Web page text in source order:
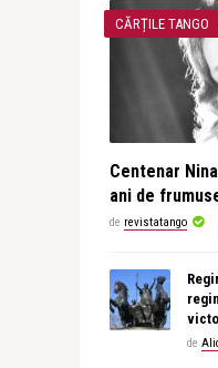
CĂRȚILE TANGO
Centenar
ani de
de revistatango
de